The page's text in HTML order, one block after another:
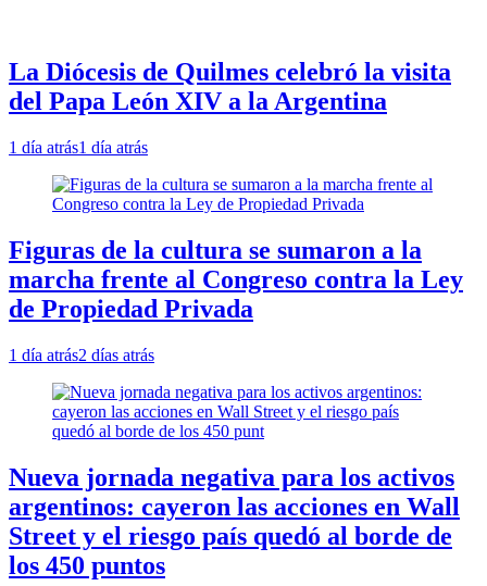
La Diócesis de Quilmes celebró la visita
del Papa León XIV a la Argentina
1 día atrás1 día atrás
Figuras de la cultura se sumaron a la
marcha frente al Congreso contra la Ley
de Propiedad Privada
1 día atrás2 días atrás
Nueva jornada negativa para los activos
argentinos: cayeron las acciones en Wall
Street y el riesgo país quedó al borde de
los 450 puntos